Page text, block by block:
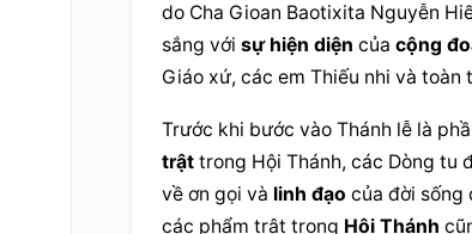
do Cha Gioan Baotixita Nguyễn
sắng với sự hiện diện của cộng
Giáo xứ, các em Thiếu nhi và toàn
Trước khi bước vào Thánh lễ là
trật trong Hội Thánh, các Dòng tu
về ơn gọi và linh đạo của đời sống
các phẩm trật trong Hội Thánh